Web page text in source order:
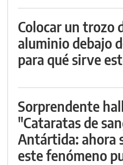
Colocar un trozo
aluminio debajo
para qué sirve
Sorprendente
"Cataratas de
Antártida: ahora
este fenómeno